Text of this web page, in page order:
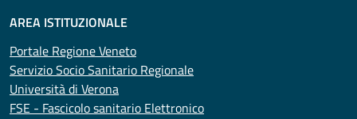
AREA ISTITUZIONALE
Portale Regione Veneto
Servizio Socio Sanitario Regionale
Università di Verona
FSE - Fascicolo sanitario Elettronico